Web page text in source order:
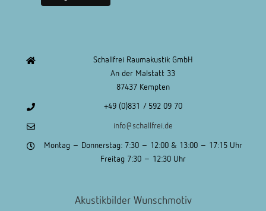
Schallfrei Raumakustik GmbH
An der Malstatt 33
87437 Kempten
+49 (0)831 / 592 09 70
info@schallfrei.de
Montag – Donnerstag: 7:30 – 12:00 & 13:00 – 17:15 Uhr
Freitag 7:30 – 12:30 Uhr
Akustikbilder Wunschmotiv